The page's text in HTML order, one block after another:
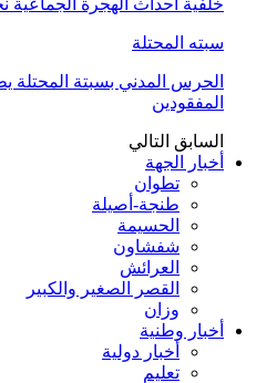
خلفية أحداث الهجرة الجماعية
سبته المحتلة
الحرس المدني بسبتة المحتلة
المفقودين
السابق التالي
أخبار الجهة
تطوان
طنجة-أصيلة
الحسيمة
شفشاون
العرائش
القصر الصغير والكبير
وزان
أخبار وطنية
أخبار دولية
تعليم